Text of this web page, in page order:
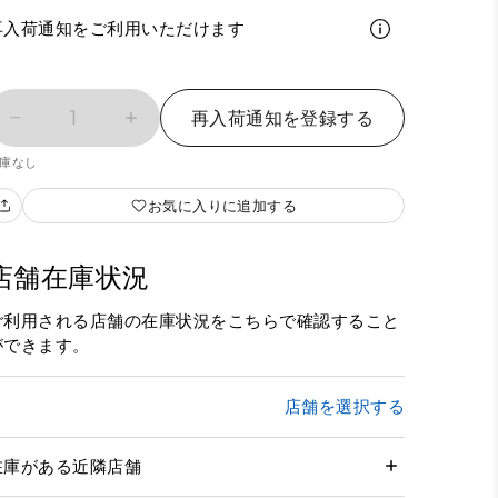
入荷通知をご利用いただけます
1 再入荷通知を登録する
なし
お気に入りに追加する
舗在庫状況
利用される店舗の在庫状況をこちらで確認すること
きます。
店舗を選択する
庫がある近隣店舗